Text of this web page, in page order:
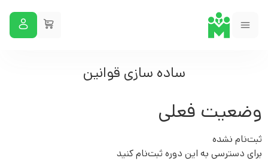
ساده سازی قوانین
وضعیت فعلی
ثبت‌نام نشده
برای دسترسی به این دوره ثبت‌نام کنید